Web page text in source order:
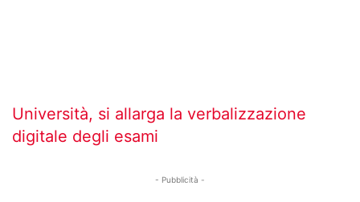
Università, si allarga la verbalizzazione
digitale degli esami
- Pubblicità -